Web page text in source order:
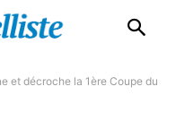
et décroche la 1ère Coupe du